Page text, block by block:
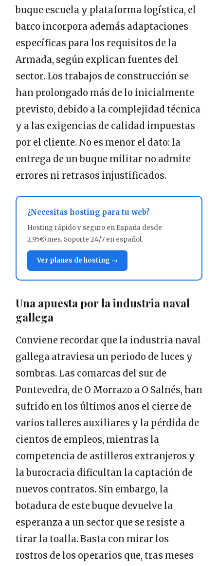
buque escuela y plataforma logística, el
barco incorpora además adaptaciones
específicas para los requisitos de la
Armada, según explican fuentes del
sector. Los trabajos de construcción se
han prolongado más de lo inicialmente
previsto, debido a la complejidad técnica
y a las exigencias de calidad impuestas
por el cliente. No es menor el dato: la
entrega de un buque militar no admite
errores ni retrasos injustificados.
¿Necesitas hosting para tu web?
Hosting rápido y seguro en España desde
2,95€/mes. Soporte 24/7 en español.
Ver planes de hosting →
Una apuesta por la industria naval
gallega
Conviene recordar que la industria naval
gallega atraviesa un periodo de luces y
sombras. Las comarcas del sur de
Pontevedra, de O Morrazo a O Salnés, han
sufrido en los últimos años el cierre de
varios talleres auxiliares y la pérdida de
cientos de empleos, mientras la
competencia de astilleros extranjeros y
la burocracia dificultan la captación de
nuevos contratos. Sin embargo, la
botadura de este buque devuelve la
esperanza a un sector que se resiste a
tirar la toalla. Basta con mirar los
rostros de los operarios que, tras meses